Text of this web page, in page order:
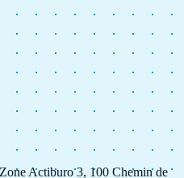
Actiburo 3, 100 Chemin de